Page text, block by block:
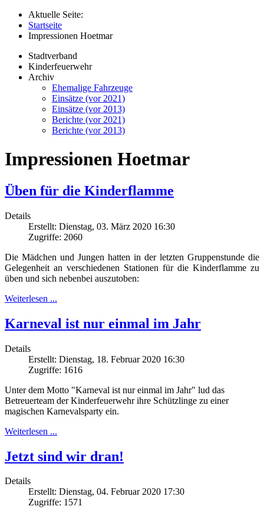
Aktuelle Seite:
Startseite
Impressionen Hoetmar
Stadtverband
Kinderfeuerwehr
Archiv
Ehemalige Fahrzeuge
Einsätze (vor 2021)
Einsätze (vor 2013)
Berichte (vor 2021)
Berichte (vor 2013)
Impressionen Hoetmar
Üben für die Kinderflamme
Details
Erstellt: Dienstag, 03. März 2020 16:30
Zugriffe: 2060
Die Mädchen und Jungen hatten in der letzten Gruppenstunde die
Gelegenheit an verschiedenen Stationen für die Kinderflamme zu
üben und sich nebenbei auszutoben:
Weiterlesen ...
Karneval ist nur einmal im Jahr
Details
Erstellt: Dienstag, 18. Februar 2020 16:30
Zugriffe: 1616
Unter dem Motto "Karneval ist nur einmal im Jahr" lud das
Betreuerteam der Kinderfeuerwehr ihre Schützlinge zu einer
magischen Karnevalsparty ein.
Weiterlesen ...
Jetzt sind wir dran!
Details
Erstellt: Dienstag, 04. Februar 2020 17:30
Zugriffe: 1571